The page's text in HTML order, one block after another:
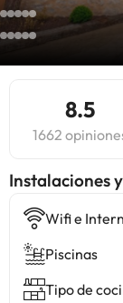
8.5
1662
Instalaciones
Wifi e
Piscinas
Tipo de